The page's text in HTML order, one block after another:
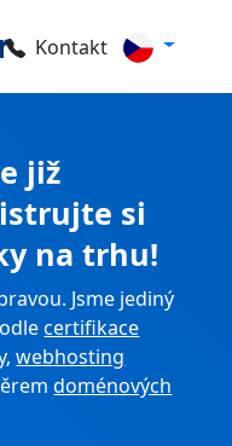
Kontakt
již
si
na trhu!
Jsme jediný
certifikace
,webhosting
doménových